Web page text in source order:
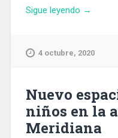
Sigue leyendo
ventanilla
de
de
→
4 octubre, 2020
Nuevo
niños en la
Meridiana